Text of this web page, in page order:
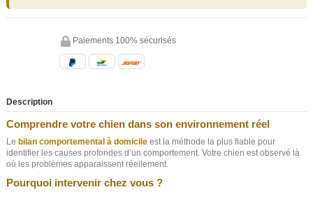
Paiements 100% sécurisés
Description
Comprendre votre chien dans son environnement réel
Le bilan comportemental à domicile est la méthode la plus fiable pour
identifier les causes profondes d’un comportement. Votre chien est observé là
où les problèmes apparaissent réellement.
Pourquoi intervenir chez vous ?